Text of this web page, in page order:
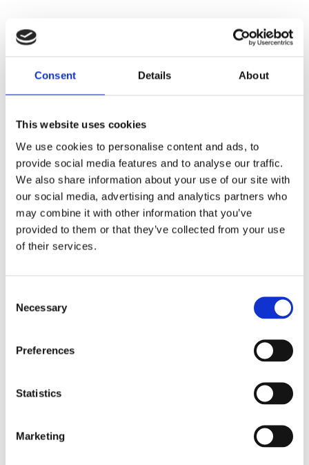
Consent Details About
This website uses cookies
We use cookies to personalise content and ads, to
provide social media features and to analyse our traffic.
We also share information about your use of our site with
our social media, advertising and analytics partners who
may combine it with other information that you’ve
provided to them or that they’ve collected from your use
of their services.
Selection
Necessary
Preferences
Statistics
Marketing
Small Chicken & Cod